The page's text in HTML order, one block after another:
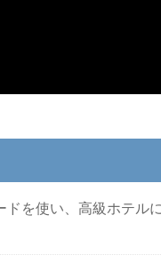
ドを使い、高級ホテル